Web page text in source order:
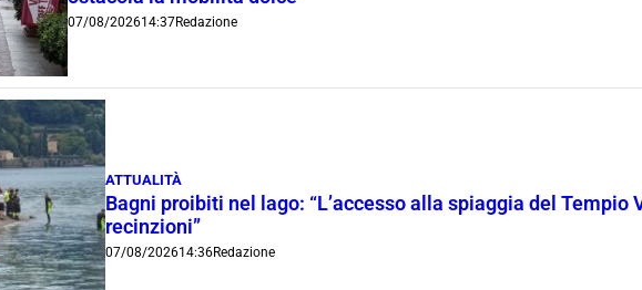
07/08/202614:37Redazione
ATTUALITÀ
Bagni proibiti nel lago: “L’accesso alla spiaggia del
recinzioni”
07/08/202614:36Redazione